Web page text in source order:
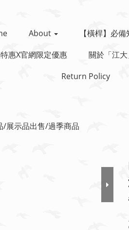
About 【橫桿】必
惠x官網限定優惠
關於「江
Return Policy
/展示品出售/過季商品